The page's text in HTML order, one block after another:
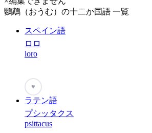
鸚鵡（おうむ）の十二か国語 一覧
スペイン語
ロロ
loro
♥
ラテン語
プシッタクス
psittacus